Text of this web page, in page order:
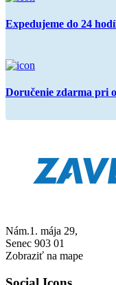
Expedujeme do 24
Doručenie zdarma pri
Nám.1. mája 29,
Senec 903 01
Zobraziť na mape